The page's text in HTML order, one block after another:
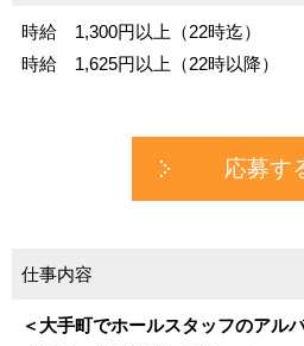
時給 1,300円以上（22時迄）
時給 1,625円以上（22時以降）
応募す
仕事内容
＜大手町でホールスタッフのアル